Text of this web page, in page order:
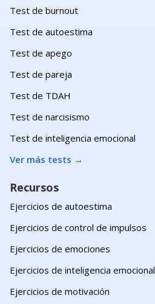
Test de burnout
Test de autoestima
Test de apego
Test de pareja
Test de TDAH
Test de narcisismo
Test de inteligencia emocional
Ver más tests →
Recursos
Ejercicios de autoestima
Ejercicios de control de impulsos
Ejercicios de emociones
Ejercicios de inteligencia emocional
Ejercicios de motivación